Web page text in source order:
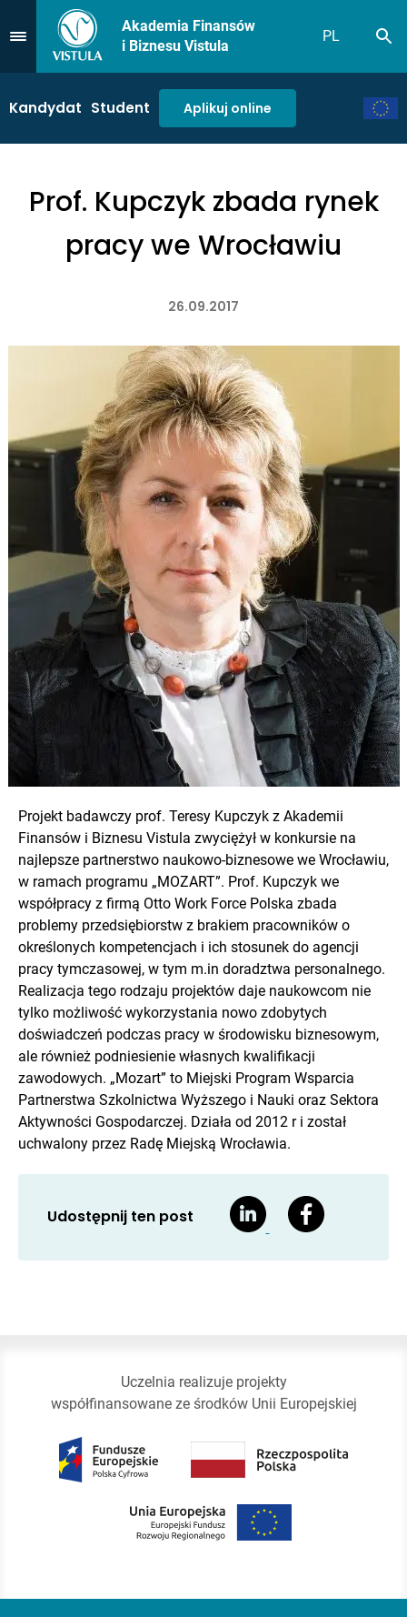
Przejdź do Menu
Akademia Finansów
i Biznesu Vistula
PL
Kandydat Student Aplikuj online
Prof. Kupczyk zbada rynek
pracy we Wrocławiu
26.09.2017
Projekt badawczy prof. Teresy Kupczyk z Akademii
Finansów i Biznesu Vistula zwyciężył w konkursie na
najlepsze partnerstwo naukowo-biznesowe we Wrocławiu,
w ramach programu „MOZART”. Prof. Kupczyk we
współpracy z firmą Otto Work Force Polska zbada
problemy przedsiębiorstw z brakiem pracowników o
określonych kompetencjach i ich stosunek do agencji
pracy tymczasowej, w tym m.in doradztwa personalnego.
Realizacja tego rodzaju projektów daje naukowcom nie
tylko możliwość wykorzystania nowo zdobytych
doświadczeń podczas pracy w środowisku biznesowym,
ale również podniesienie własnych kwalifikacji
zawodowych. „Mozart” to Miejski Program Wsparcia
Partnerstwa Szkolnictwa Wyższego i Nauki oraz Sektora
Aktywności Gospodarczej. Działa od 2012 r i został
uchwalony przez Radę Miejską Wrocławia.
Udostępnij ten post
Uczelnia realizuje projekty
współfinansowane ze środków Unii Europejskiej